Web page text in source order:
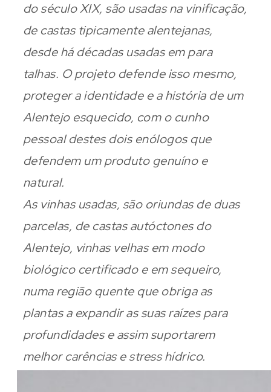
do século XIX, são usadas na vinificação,
de castas tipicamente alentejanas,
desde há décadas usadas em para
talhas. O projeto defende isso mesmo,
proteger a identidade e a história de um
Alentejo esquecido, com o cunho
pessoal destes dois enólogos que
defendem um produto genuíno e
natural.
As vinhas usadas, são oriundas de duas
parcelas, de castas autóctones do
Alentejo, vinhas velhas em modo
biológico certificado e em sequeiro,
numa região quente que obriga as
plantas a expandir as suas raízes para
profundidades e assim suportarem
melhor carências e stress hídrico.